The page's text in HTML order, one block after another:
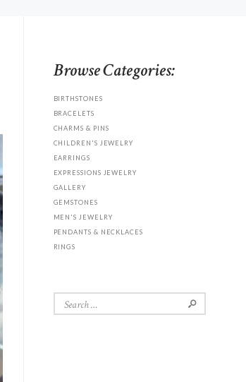
Browse Categories:
BIRTHSTONES
BRACELETS
CHARMS & PINS
CHILDREN'S JEWELRY
EARRINGS
EXPRESSIONS JEWELRY
GALLERY
GEMSTONES
MEN'S JEWELRY
PENDANTS & NECKLACES
RINGS
Search
for: